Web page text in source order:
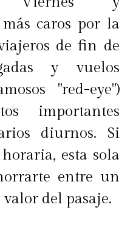
caros por la
de fin de
y vuelos
"red-eye")
importantes
diurnos. Si
esta sola
entre un
del pasaje.